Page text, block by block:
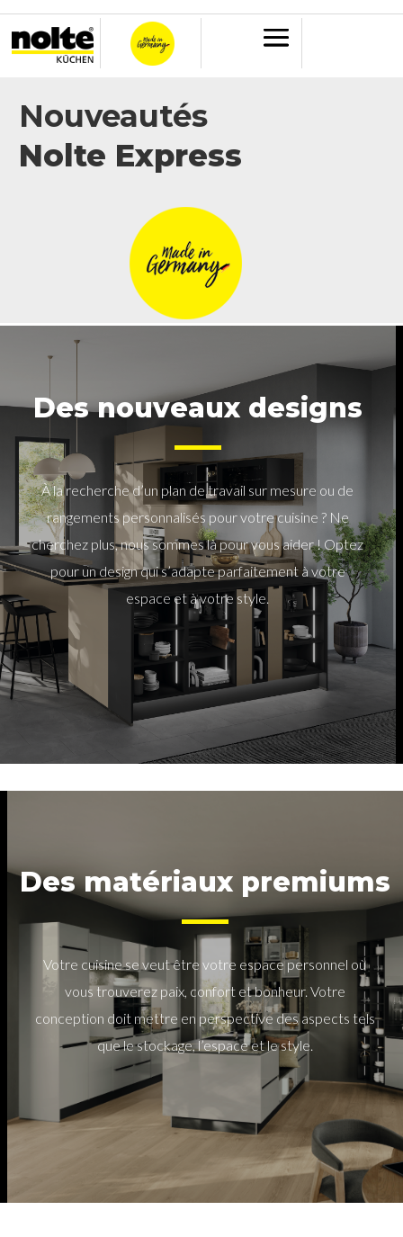
Nouveautés
Nolte Express
Des nouveaux designs
À la recherche d’un plan de travail sur mesure ou de
rangements personnalisés pour votre cuisine ? Ne
cherchez plus, nous sommes là pour vous aider ! Optez
pour un design qui s’adapte parfaitement à votre
espace et à votre style.
Des matériaux premiums
Votre cuisine se veut être votre espace personnel où
vous trouverez paix, confort et bonheur. Votre
conception doit mettre en perspective des aspects tels
que le stockage, l’espace et le style.